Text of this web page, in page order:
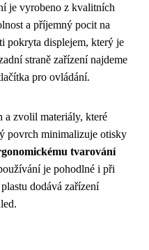
je vyrobeno z kvalitních
a příjemný pocit na
pokryta displejem, který je
straně zařízení najdeme
pro ovládání.
a zvolil materiály, které
povrch minimalizuje otisky
tvarování
je pohodlné i při
dodává zařízení